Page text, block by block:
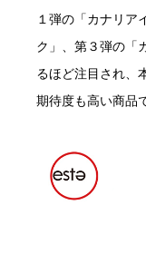
１弾の「カナリア
ク」、第３弾の「
るほど注目され、
期待度も高い商品